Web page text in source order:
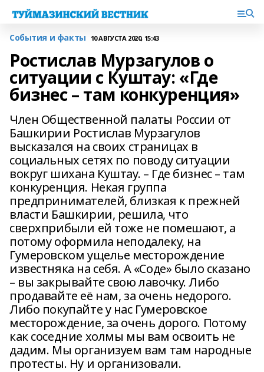
События и факты 10 АВГУСТА 2020, 15:43
Ростислав Мурзагулов о
ситуации с Куштау: «Где
бизнес – там конкуренция»
Член Общественной палаты России от
Башкирии Ростислав Мурзагулов
высказался на своих страницах в
социальных сетях по поводу ситуации
вокруг шихана Куштау. – Где бизнес – там
конкуренция. Некая группа
предпринимателей, близкая к прежней
власти Башкирии, решила, что
сверхприбыли ей тоже не помешают, а
потому оформила неподалеку, на
Гумеровском ущелье месторождение
известняка на себя. А «Соде» было сказано
– вы закрывайте свою лавочку. Либо
продавайте её нам, за очень недорого.
Либо покупайте у нас Гумеровское
месторождение, за очень дорого. Потому
как соседние холмы мы вам освоить не
дадим. Мы организуем вам там народные
протесты. Ну и организовали.